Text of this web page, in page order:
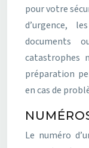
pour votre
d’urgence,
documents
catastrophes
préparation
en cas de
Le numéro